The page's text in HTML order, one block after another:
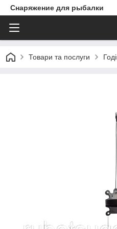
Снаряжение для рыбалки
Товари та послуги